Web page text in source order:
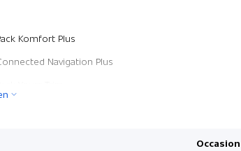
Komfort Plus
Navigation Plus
Occasion